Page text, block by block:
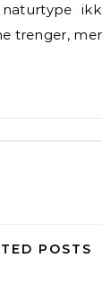
trenger,
POSTS